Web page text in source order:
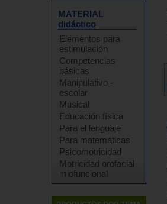
MATERIAL
didáctico
Elementos para
estimulación
Competencias
básicas
Manipulativo -
escolar
Musical
Educación física
Para el lenguaje
Para matemáticas
Psicomotricidad
Motricidad orofacial
miofuncional